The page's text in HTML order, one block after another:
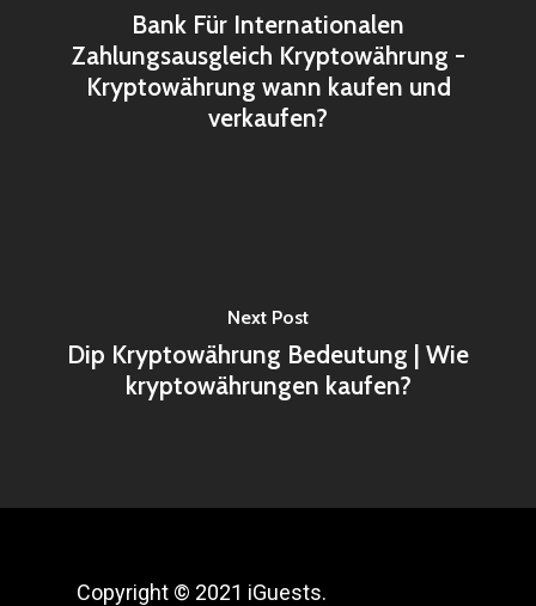
Bank Für Internationalen
Zahlungsausgleich Kryptowährung -
Kryptowährung wann kaufen und
verkaufen?
Next Post
Dip Kryptowährung Bedeutung | Wie
kryptowährungen kaufen?
Copyright © 2021 iGuests.